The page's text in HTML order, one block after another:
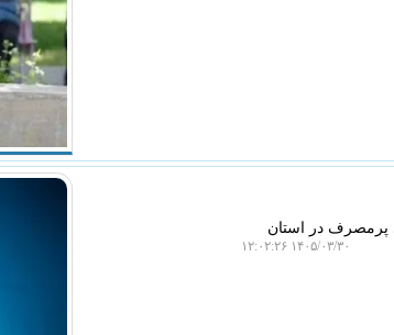
برق استان تهران از قطع برق 30 اداره دولتی پرمصرف در استان
۱۴۰۵/۰۳/۳۰ ۱۲:۰۲:۲۶